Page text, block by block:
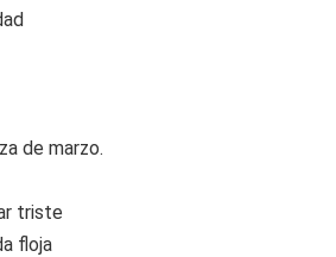
de marzo.
triste
floja